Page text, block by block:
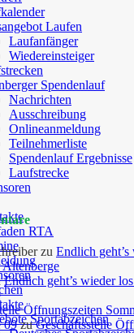
Laufen
Laufanfänger
Wiedereinsteiger
Spendenlauf
Nachrichten
Ausschreibung
Onlineanmeldung
Teilnehmerliste
Spendenlauf Ergebnisse
Laufstrecke
RTA
Sportabzeichen
zu Endlich
Endlich geht’s wieder
Öffnungszeiten
09zuGeschäftsstelle